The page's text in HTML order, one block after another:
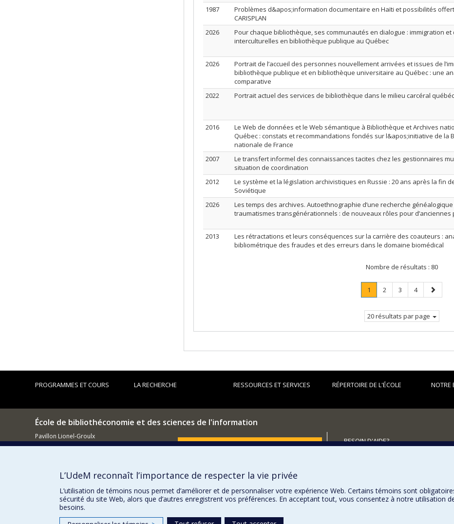
1987
Problèmes d&apos;information documentaire en Haïti et possibilités
CARISPLAN
2026
Pour chaque bibliothèque, ses communautés en dialogue : immigration et
interculturelles en bibliothèque publique au Québec
2026
Portrait de l’accueil des personnes nouvellement arrivées et issues de
bibliothèque publique et en bibliothèque universitaire au Québec : une
comparative
2022 Portrait actuel des services de bibliothèque dans le milieu carcéral
2016
Le Web de données et le Web sémantique à Bibliothèque et Archives
Québec : constats et recommandations fondés sur l&apos;initiative de la
nationale de France
2007
Le transfert informel des connaissances tacites chez les gestionnaires
situation de coordination
2012
Le système et la législation archivistiques en Russie : 20 ans après la fin
Soviétique
2026
Les temps des archives. Autoethnographie d’une recherche
traumatismes transgénérationnels : de nouveaux rôles pour d’anciennes
2013
Les rétractations et leurs conséquences sur la carrière des coauteurs :
bibliométrique des fraudes et des erreurs dans le domaine biomédical
Nombre de résultats : 80
Page
1
Page
Page
2 Page
3 Page
4
Page
suivante
20 résultats par page
PROGRAMMES ET COURS LA RECHERCHE RESSOURCES ET SERVICES RÉPERTOIRE DE L'ÉCOLE NOTRE
École de bibliothéconomie et des sciences de l'information
Pavillon Lionel-Groulx
3150, rue Jean-Brillant
514 343-6044
Comment soutenir l'École?
BESOIN D'AIDE?
L’UdeM reconnaît l’importance de respecter la vie privée
L’utilisation de témoins nous permet d’améliorer et de personnaliser votre expérience Web. Certains témoins sont
sécurité du site Web, alors que d’autres enregistrent vos préférences. En acceptant tout, vous consentez à notre utilisation
besoins.